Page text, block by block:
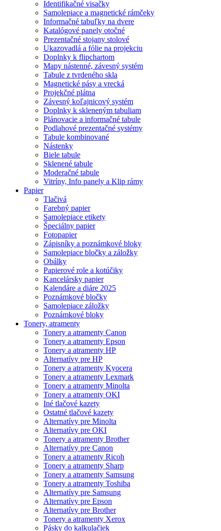
Identifikačné visačky
Samolepiace a magnetické rámčeky
Informačné tabuľky na dvere
Katalógové panely otočné
Prezentačné stojany stolové
Ukazovadlá a fólie na projekciu
Doplnky k flipchartom
Mapy nástenné, závesný systém
Tabule z tvrdeného skla
Magnetické pásy a vrecká
Projekčné plátna
Závesný koľajnicový systém
Doplnky k skleneným tabuliam
Plánovacie a informačné tabule
Podlahové prezentačné systémy
Tabule kombinované
Nástenky
Biele tabule
Sklenené tabule
Moderačné tabule
Vitríny, Info panely a Klip rámy
Papier
Tlačivá
Farebný papier
Samolepiace etikety
Špeciálny papier
Fotopapier
Zápisníky a poznámkové bloky
Samolepiace bločky a záložky
Obálky
Papierové role a kotúčiky
Kancelársky papier
Kalendáre a diáre 2025
Poznámkové bločky
Samolepiace záložky
Poznámkové bloky
Tonery, atramenty
Tonery a atramenty Canon
Tonery a atramenty Epson
Tonery a atramenty HP
Alternatívy pre HP
Tonery a atramenty Kyocera
Tonery a atramenty Lexmark
Tonery a atramenty Minolta
Tonery a atramenty OKI
Iné tlačové kazety
Ostatné tlačové kazety
Alternatívy pre Minolta
Alternatívy pre OKI
Tonery a atramenty Brother
Alternatívy pre Canon
Tonery a atramenty Ricoh
Tonery a atramenty Sharp
Tonery a atramenty Samsung
Tonery a atramenty Toshiba
Alternatívy pre Samsung
Alternatívy pre Epson
Alternatívy pre Brother
Tonery a atramenty Xerox
Pásky do kalkulačiek